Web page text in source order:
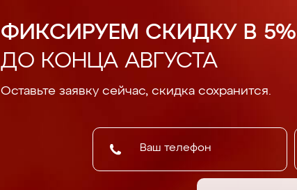
ФИКСИРУЕМ СКИДКУ В 5%
ДО КОНЦА АВГУСТА
Оставьте заявку сейчас, скидка сохранится.